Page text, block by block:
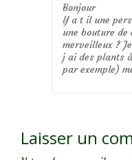
Bonjour
Y a t il une
une bouture de
merveilleux ?
j ai des plants
par exemple)
Laisser un